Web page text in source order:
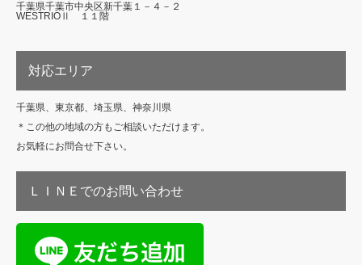
千葉県千葉市中央区新千葉１－４－２
WESTRIOⅡ １１階
対応エリア
千葉県、東京都、埼玉県、神奈川県
＊この他の地域の方もご相談いただけます。
お気軽にお問合せ下さい。
ＬＩＮＥでのお問い合わせ